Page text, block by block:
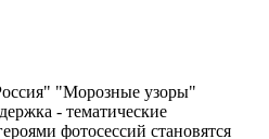
"Морозные узоры"
- тематические
фотосессий становятся